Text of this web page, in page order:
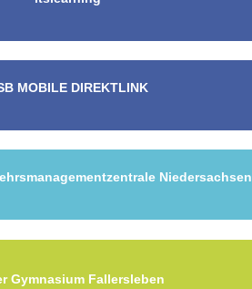
MOBILE DIREKTLINK
Niedersachsen
Gymnasium Fallersleben